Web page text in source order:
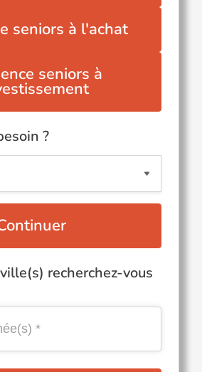
seniors à l'achat
seniors à
?
recherchez-vous